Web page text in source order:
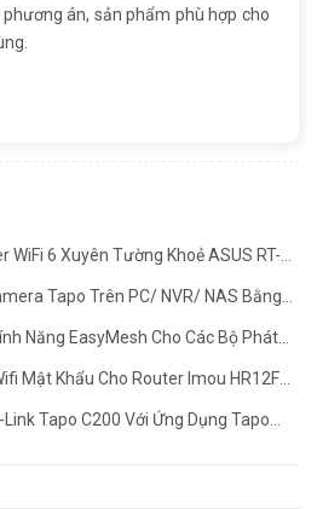
án, sản phẩm phù hợp cho
WiFi 6 Xuyên Tường Khoẻ ASUS RT-
Tapo Trên PC/ NVR/ NAS Bằng
Năng EasyMesh Cho Các Bộ Phát
Mật Khẩu Cho Router Imou HR12F
Tapo C200 Với Ứng Dụng Tapo